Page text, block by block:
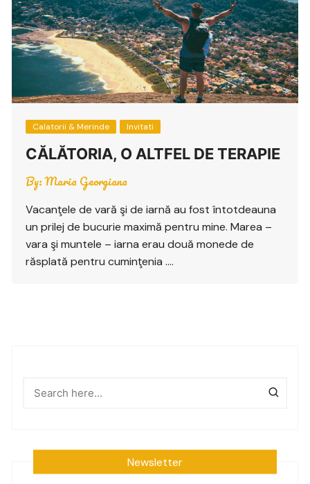
Calatorii & Merinde Invitati
CĂLĂTORIA, O ALTFEL DE TERAPIE
By:Maria Georgiana
Vacanţele de vară şi de iarnă au fost întotdeauna
un prilej de bucurie maximă pentru mine. Marea –
vara şi muntele – iarna erau două monede de
răsplată pentru cuminţenia ….
Newsletter